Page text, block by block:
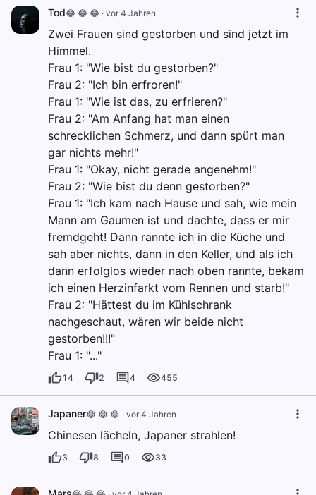
Tod😂 😂 😂 · vor 4 Jahren
Zwei Frauen sind gestorben und sind jetzt im
Himmel.
Frau 1: "Wie bist du gestorben?"
Frau 2: "Ich bin erfroren!"
Frau 1: "Wie ist das, zu erfrieren?"
Frau 2: "Am Anfang hat man einen
schrecklichen Schmerz, und dann spürt man
gar nichts mehr!"
Frau 1: "Okay, nicht gerade angenehm!"
Frau 2: "Wie bist du denn gestorben?"
Frau 1: "Ich kam nach Hause und sah, wie mein
Mann am Gaumen ist und dachte, dass er mir
fremdgeht! Dann rannte ich in die Küche und
sah aber nichts, dann in den Keller, und als ich
dann erfolglos wieder nach oben rannte, bekam
ich einen Herzinfarkt vom Rennen und starb!"
Frau 2: "Hättest du im Kühlschrank
nachgeschaut, wären wir beide nicht
gestorben!!!"
Frau 1: "..."
14 2 4 455
Japaner😂 😂 😂 · vor 4 Jahren
Chinesen lächeln, Japaner strahlen!
3 8 0 33